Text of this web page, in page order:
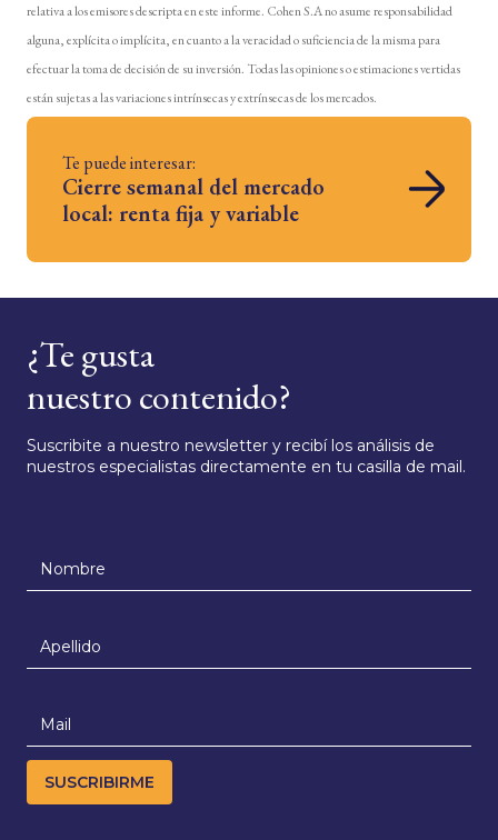
relativa a los emisores descripta en este informe. Cohen S.A no asume responsabilidad
alguna, explícita o implícita, en cuanto a la veracidad o suficiencia de la misma para
efectuar la toma de decisión de su inversión. Todas las opiniones o estimaciones vertidas
están sujetas a las variaciones intrínsecas y extrínsecas de los mercados.
Te puede interesar:
Cierre semanal del mercado
local: renta fija y variable
¿Te gusta
nuestro contenido?
Suscribite a nuestro newsletter y recibí los análisis de
nuestros especialistas directamente en tu casilla de mail.